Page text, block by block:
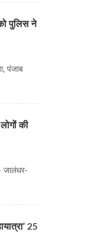
पुलिस ने
पंजाब
की
जालंधर-
25